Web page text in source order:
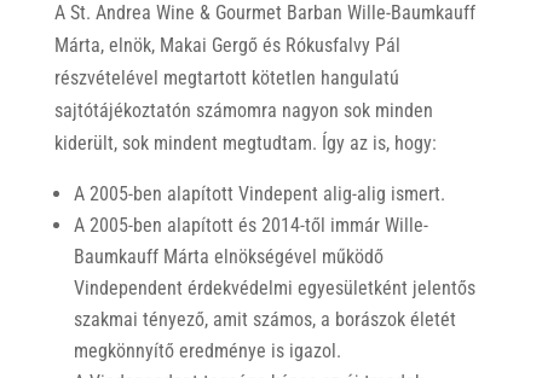
A St. Andrea Wine & Gourmet Barban Wille-Baumkauff
Márta, elnök, Makai Gergő és Rókusfalvy Pál
részvételével megtartott kötetlen hangulatú
sajtótájékoztatón számomra nagyon sok minden
kiderült, sok mindent megtudtam. Így az is, hogy:
A 2005-ben alapított Vindepent alig-alig ismert.
A 2005-ben alapított és 2014-től immár Wille-
Baumkauff Márta elnökségével működő
Vindependent érdekvédelmi egyesületként jelentős
szakmai tényező, amit számos, a borászok életét
megkönnyítő eredménye is igazol.